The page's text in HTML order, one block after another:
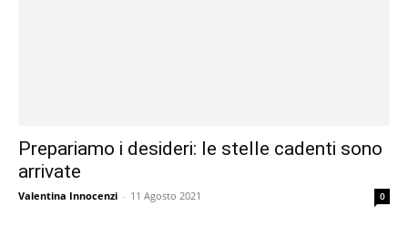
Prepariamo i desideri: le stelle cadenti sono
arrivate
Valentina Innocenzi - 11 Agosto 2021 0